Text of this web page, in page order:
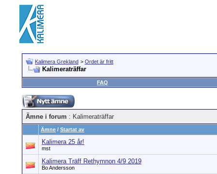
Kalimera Grekland > Ordet är fritt
Kalimeraträffar
FAQ
Ämne i forum : Kalimeraträffar
Ämne / Startat av
Kalimera 25 år!
mst
Kalimera Träff Rethymnon 4/9 2019
Bo Andersson